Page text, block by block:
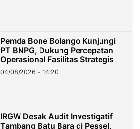
Pemda Bone Bolango Kunjungi
PT BNPG, Dukung Percepatan
Operasional Fasilitas Strategis
04/08/2026 - 14:20
IRGW Desak Audit Investigatif
Tambang Batu Bara di Pessel,